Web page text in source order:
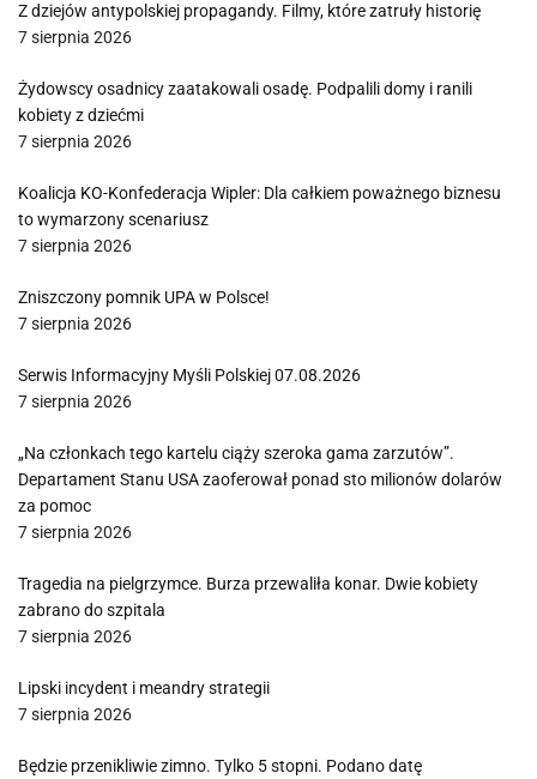
Z dziejów antypolskiej propagandy. Filmy, które zatruły historię
7 sierpnia 2026
Żydowscy osadnicy zaatakowali osadę. Podpalili domy i ranili
kobiety z dziećmi
7 sierpnia 2026
Koalicja KO-Konfederacja Wipler: Dla całkiem poważnego biznesu
to wymarzony scenariusz
7 sierpnia 2026
Zniszczony pomnik UPA w Polsce!
7 sierpnia 2026
Serwis Informacyjny Myśli Polskiej 07.08.2026
7 sierpnia 2026
„Na członkach tego kartelu ciąży szeroka gama zarzutów”.
Departament Stanu USA zaoferował ponad sto milionów dolarów
za pomoc
7 sierpnia 2026
Tragedia na pielgrzymce. Burza przewaliła konar. Dwie kobiety
zabrano do szpitala
7 sierpnia 2026
Lipski incydent i meandry strategii
7 sierpnia 2026
Będzie przenikliwie zimno. Tylko 5 stopni. Podano datę